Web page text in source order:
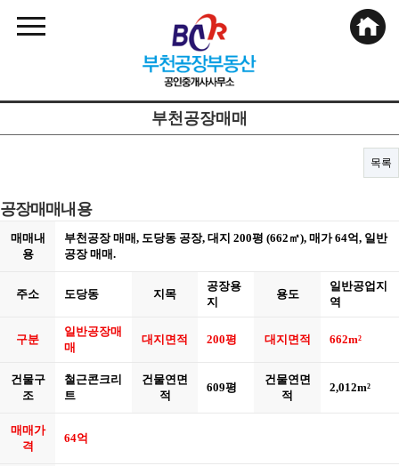
부천공장매매
목록
공장매매내용
매매내
용
부천공장 매매, 도당동 공장, 대지 200평 (662㎡), 매가 64억, 일반
공장 매매.
주소 도당동 지목
공장용
지
용도
일반공업지
역
구분
일반공장매
매
대지면적 200평 대지면적 662m²
건물구
조
철근콘크리
트
건물연면
적
609평
건물연면
적
2,012m²
매매가
격
64억